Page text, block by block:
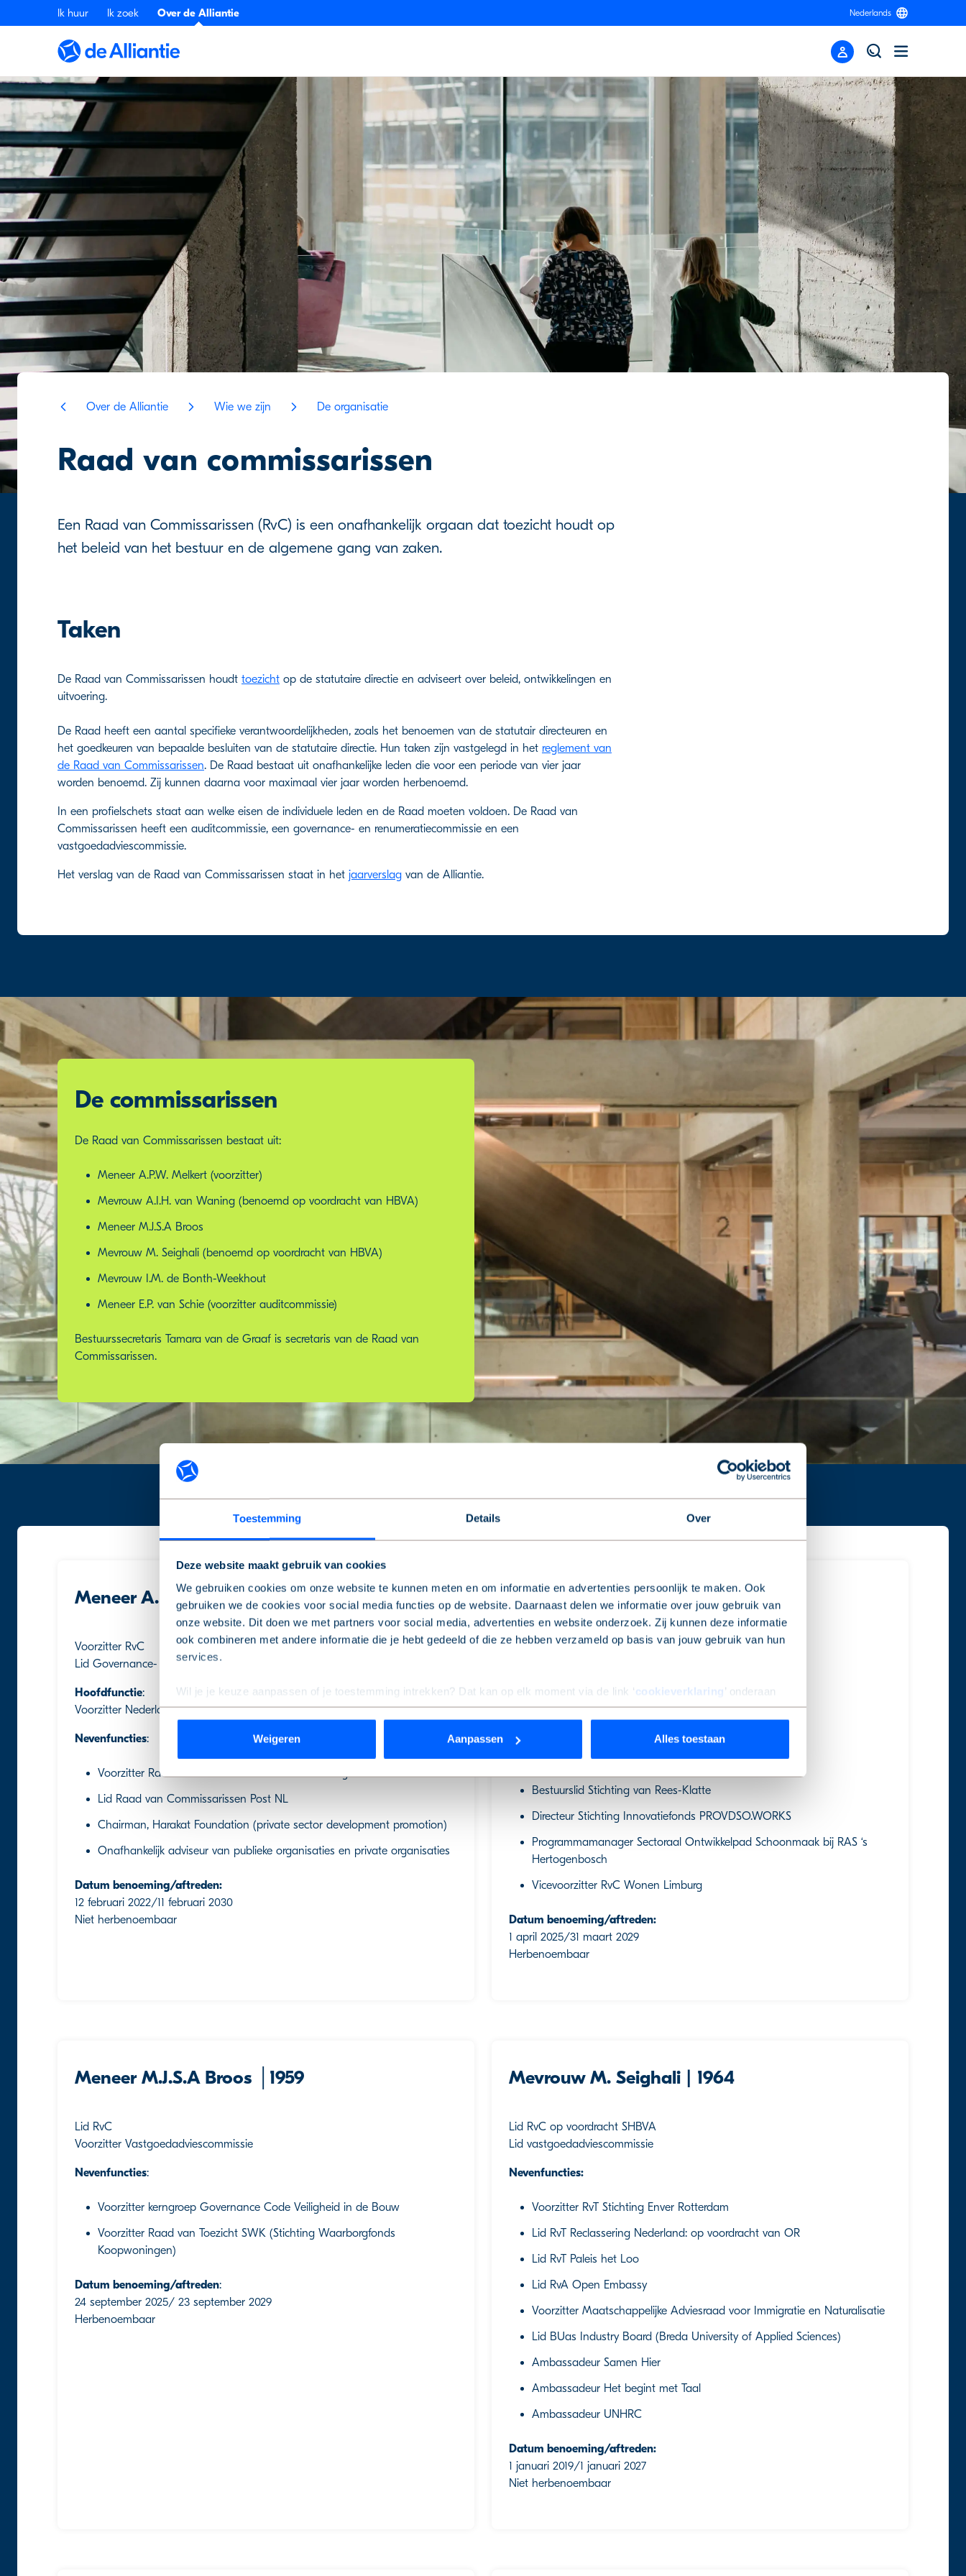
Toestemming Details Over
Deze website maakt gebruik van cookies
We gebruiken cookies om onze website te kunnen meten en om informatie en advertenties persoonlijk te maken. Ook
gebruiken we de cookies voor social media functies op de website. Daarnaast delen we informatie over jouw gebruik van
onze website. Dit doen we met partners voor social media, advertenties en website onderzoek. Zij kunnen deze informatie
ook combineren met andere informatie die je hebt gedeeld of die ze hebben verzameld op basis van jouw gebruik van hun
services.
Wil je je keuze aanpassen of je toestemming intrekken? Dat kan op elk moment via de link ‘cookieverklaring’ onderaan
de pagina.
We werken samen met9 derden die uw gegevens kunnen ontvangen en verwerken.
Weigeren Aanpassen Alles toestaan
Ik huur Ik zoek Over de Alliantie Nederlands
Over de Alliantie Wie we zijn De organisatie
Raad van commissarissen
Een Raad van Commissarissen (RvC) is een onafhankelijk orgaan dat toezicht houdt op
het beleid van het bestuur en de algemene gang van zaken.
Taken
De Raad van Commissarissen houdt toezicht op de statutaire directie en adviseert over beleid, ontwikkelingen en
uitvoering.
De Raad heeft een aantal specifieke verantwoordelijkheden, zoals het benoemen van de statutair directeuren en
het goedkeuren van bepaalde besluiten van de statutaire directie. Hun taken zijn vastgelegd in het reglement van
de Raad van Commissarissen. De Raad bestaat uit onafhankelijke leden die voor een periode van vier jaar
worden benoemd. Zij kunnen daarna voor maximaal vier jaar worden herbenoemd.
In een profielschets staat aan welke eisen de individuele leden en de Raad moeten voldoen. De Raad van
Commissarissen heeft een auditcommissie, een governance- en renumeratiecommissie en een
vastgoedadviescommissie.
Het verslag van de Raad van Commissarissen staat in het jaarverslag van de Alliantie.
De commissarissen
De Raad van Commissarissen bestaat uit:
Meneer A.P.W. Melkert (voorzitter)
Mevrouw A.I.H. van Waning (benoemd op voordracht van HBVA)
Meneer M.J.S.A Broos
Mevrouw M. Seighali (benoemd op voordracht van HBVA)
Mevrouw I.M. de Bonth-Weekhout
Meneer E.P. van Schie (voorzitter auditcommissie)
Bestuurssecretaris Tamara van de Graaf is secretaris van de Raad van
Commissarissen.
Meneer A.P.W. Melkert | 1956
Voorzitter RvC
Lid Governance- en remuneratiecommissie
Hoofdfunctie:
Voorzitter Nederlandse Vereniging van Ziekenhuizen
Nevenfuncties:
Voorzitter Raad van Toezicht Florence Ouderenzorg
Lid Raad van Commissarissen Post NL
Chairman, Harakat Foundation (private sector development promotion)
Onafhankelijk adviseur van publieke organisaties en private organisaties
Datum benoeming/aftreden:
12 februari 2022/11 februari 2030
Niet herbenoembaar
Mevrouw A.I.H. van Waning | 1970
Lid RvC op voordracht SHBVA
Hoofdfunctie:
Nevenfuncties:
Bestuurslid Stichting van Rees-Klatte
Directeur Stichting Innovatiefonds PROVDSO.WORKS
Programmamanager Sectoraal Ontwikkelpad Schoonmaak bij RAS ‘s
Hertogenbosch
Vicevoorzitter RvC Wonen Limburg
Datum benoeming/aftreden:
1 april 2025/31 maart 2029
Herbenoembaar
Meneer M.J.S.A Broos │1959
Lid RvC
Voorzitter Vastgoedadviescommissie
Nevenfuncties:
Voorzitter kerngroep Governance Code Veiligheid in de Bouw
Voorzitter Raad van Toezicht SWK (Stichting Waarborgfonds
Koopwoningen)
Datum benoeming/aftreden:
24 september 2025/ 23 september 2029
Herbenoembaar
Mevrouw M. Seighali | 1964
Lid RvC op voordracht SHBVA
Lid vastgoedadviescommissie
Nevenfuncties:
Voorzitter RvT Stichting Enver Rotterdam
Lid RvT Reclassering Nederland: op voordracht van OR
Lid RvT Paleis het Loo
Lid RvA Open Embassy
Voorzitter Maatschappelijke Adviesraad voor Immigratie en Naturalisatie
Lid BUas Industry Board (Breda University of Applied Sciences)
Ambassadeur Samen Hier
Ambassadeur Het begint met Taal
Ambassadeur UNHRC
Datum benoeming/aftreden:
1 januari 2019/1 januari 2027
Niet herbenoembaar